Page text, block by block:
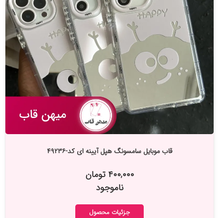
قاب موبایل سامسونگ هپل آیینه ای کد-۴۹۲۳۶
۴۰۰,۰۰۰ تومان
ناموجود
جزئیات محصول